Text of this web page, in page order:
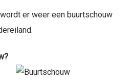
er weer een buurtschouw